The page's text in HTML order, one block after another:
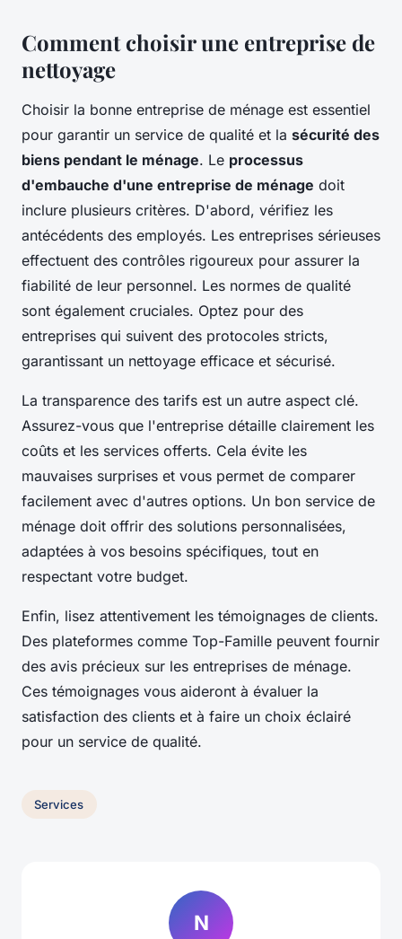
Comment choisir une entreprise de
nettoyage
Choisir la bonne entreprise de ménage est essentiel
pour garantir un service de qualité et la sécurité des
biens pendant le ménage. Le processus
d'embauche d'une entreprise de ménage doit
inclure plusieurs critères. D'abord, vérifiez les
antécédents des employés. Les entreprises sérieuses
effectuent des contrôles rigoureux pour assurer la
fiabilité de leur personnel. Les normes de qualité
sont également cruciales. Optez pour des
entreprises qui suivent des protocoles stricts,
garantissant un nettoyage efficace et sécurisé.
La transparence des tarifs est un autre aspect clé.
Assurez-vous que l'entreprise détaille clairement les
coûts et les services offerts. Cela évite les
mauvaises surprises et vous permet de comparer
facilement avec d'autres options. Un bon service de
ménage doit offrir des solutions personnalisées,
adaptées à vos besoins spécifiques, tout en
respectant votre budget.
Enfin, lisez attentivement les témoignages de clients.
Des plateformes comme Top-Famille peuvent fournir
des avis précieux sur les entreprises de ménage.
Ces témoignages vous aideront à évaluer la
satisfaction des clients et à faire un choix éclairé
pour un service de qualité.
Services
N